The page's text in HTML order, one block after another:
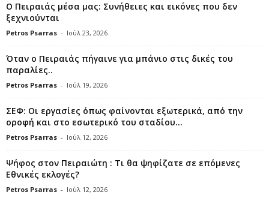
Ο Πειραιάς μέσα μας: Συνήθειες και εικόνες που δεν
ξεχνιούνται
Petros Psarras - Ιούλ 23, 2026
Όταν ο Πειραιάς πήγαινε για μπάνιο στις δικές του
παραλίες..
Petros Psarras - Ιούλ 19, 2026
ΣΕΦ: Οι εργασίες όπως φαίνονται εξωτερικά, από την
οροφή και στο εσωτερικό του σταδίου...
Petros Psarras - Ιούλ 12, 2026
Ψήφος στον Πειραιώτη : Τι θα ψηφίζατε σε επόμενες
Εθνικές εκλογές?
Petros Psarras - Ιούλ 12, 2026